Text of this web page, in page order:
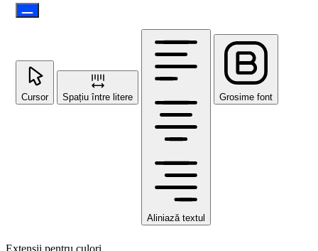
Cursor Spațiu între litere
Aliniază textul
Grosime font